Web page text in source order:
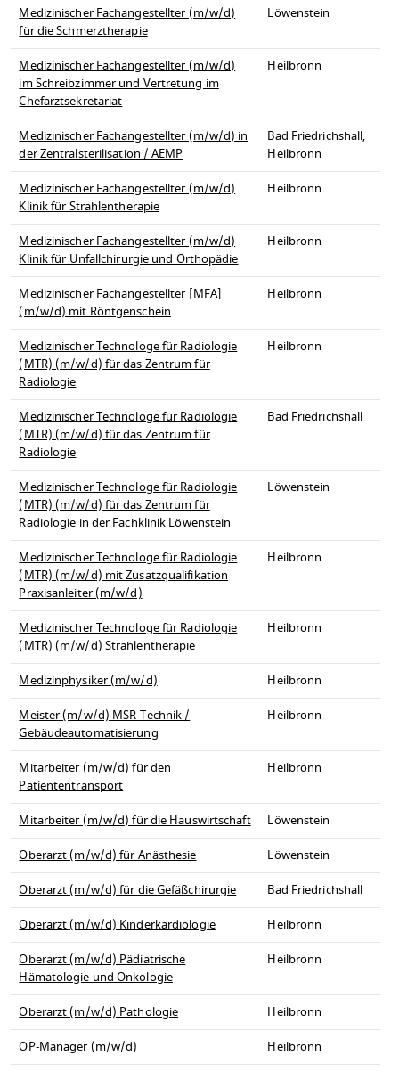
Medizinischer Fachangestellter (m/w/d)
für die Schmerztherapie
Löwenstein
Medizinischer Fachangestellter (m/w/d)
im Schreibzimmer und Vertretung im
Chefarztsekretariat
Heilbronn
Medizinischer Fachangestellter (m/w/d) in
der Zentralsterilisation / AEMP
Bad Friedrichshall,
Heilbronn
Medizinischer Fachangestellter (m/w/d)
Klinik für Strahlentherapie
Heilbronn
Medizinischer Fachangestellter (m/w/d)
Klinik für Unfallchirurgie und Orthopädie
Heilbronn
Medizinischer Fachangestellter [MFA]
(m/w/d) mit Röntgenschein
Heilbronn
Medizinischer Technologe für Radiologie
(MTR) (m/w/d) für das Zentrum für
Radiologie
Heilbronn
Medizinischer Technologe für Radiologie
(MTR) (m/w/d) für das Zentrum für
Radiologie
Bad Friedrichshall
Medizinischer Technologe für Radiologie
(MTR) (m/w/d) für das Zentrum für
Radiologie in der Fachklinik Löwenstein
Löwenstein
Medizinischer Technologe für Radiologie
(MTR) (m/w/d) mit Zusatzqualifikation
Praxisanleiter (m/w/d)
Heilbronn
Medizinischer Technologe für Radiologie
(MTR) (m/w/d) Strahlentherapie
Heilbronn
Medizinphysiker (m/w/d)
Heilbronn
Meister (m/w/d) MSR-Technik /
Gebäudeautomatisierung
Heilbronn
Mitarbeiter (m/w/d) für den
Patiententransport
Heilbronn
Mitarbeiter (m/w/d) für die Hauswirtschaft
Löwenstein
Oberarzt (m/w/d) für Anästhesie
Löwenstein
Oberarzt (m/w/d) für die Gefäßchirurgie
Bad Friedrichshall
Oberarzt (m/w/d) Kinderkardiologie
Heilbronn
Oberarzt (m/w/d) Pädiatrische
Hämatologie und Onkologie
Heilbronn
Oberarzt (m/w/d) Pathologie
Heilbronn
OP-Manager (m/w/d)
Heilbronn